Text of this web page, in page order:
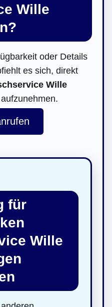
Wille
oder Details
es sich, direkt
Wille
für
Wille